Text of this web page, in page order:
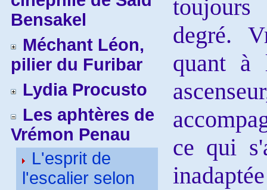
Bensakel
Méchant Léon,
pilier du Furibar
Lydia Procusto
Les aphtères de
Vrémon Penau
L'esprit de
l'escalier selon
degré.
quant à
ce qui